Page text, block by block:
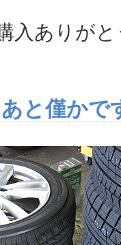
入ありが
と僅かで